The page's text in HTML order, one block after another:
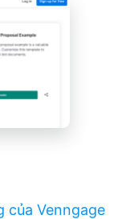
của Venngage